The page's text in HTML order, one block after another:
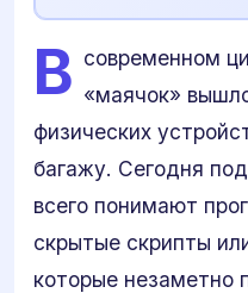
В современном
«маячок»
физических
багажу. Сегодня
всего понимают
скрытые скрипты
которые незаметно